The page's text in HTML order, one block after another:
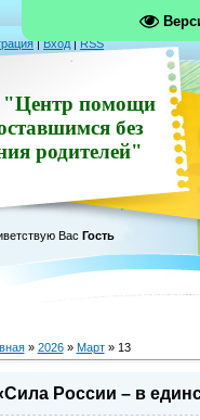
|Вход|RSS
помощи
без
родителей"
Вас Гость
» 2026 » Март » 13
России – в